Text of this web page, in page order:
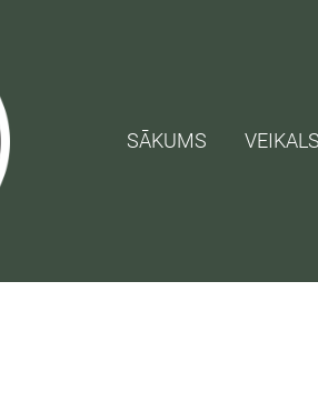
SĀKUMS VEIKALS